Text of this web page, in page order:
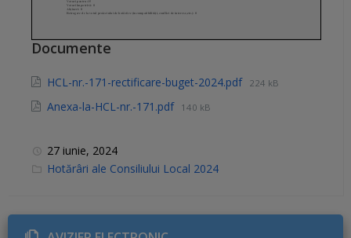
Documente
HCL-nr.-171-rectificare-buget-2024.pdf 224 kB
Anexa-la-HCL-nr.-171.pdf 140 kB
27 iunie, 2024
C
r
Hotărâri ale Consiliului Local 2024